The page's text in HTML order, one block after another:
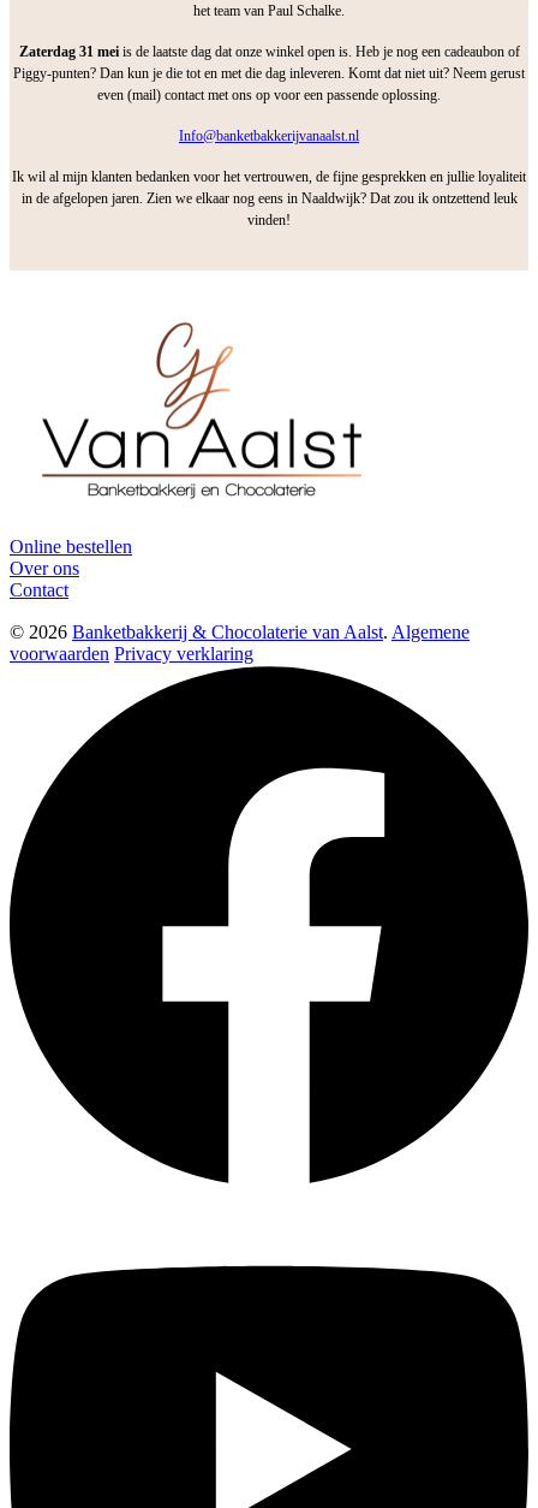
het team van Paul Schalke.
Zaterdag 31 meiis de laatste dag dat onze winkel open is. Heb je nog een cadeaubon of
Piggy-punten? Dan kun je die tot en met die dag inleveren. Komt dat niet uit? Neem gerust
even (mail) contact met ons op voor een passende oplossing.
Info@banketbakkerijvanaalst.nl
Ik wil al mijn klanten bedanken voor het vertrouwen, de fijne gesprekken en jullie loyaliteit
in de afgelopen jaren. Zien we elkaar nog eens in Naaldwijk? Dat zou ik ontzettend leuk
vinden!
Online bestellen
Over ons
Contact
© 2026 Banketbakkerij & Chocolaterie van Aalst. Algemene
voorwaarden Privacy verklaring